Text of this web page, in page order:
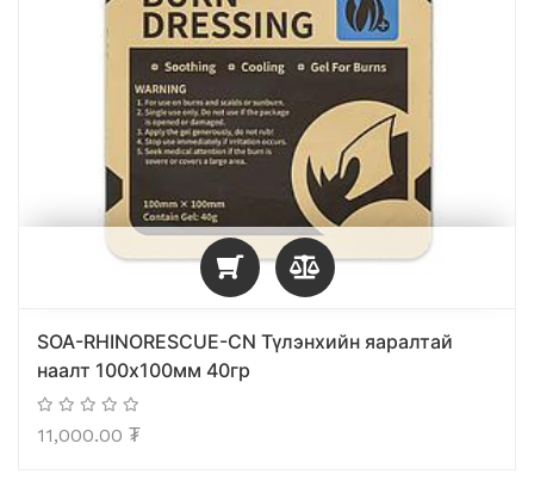
SOA-RHINORESCUE-CN Түлэнхийн яаралтай
наалт 100х100мм 40гр
11,000.00 ₮